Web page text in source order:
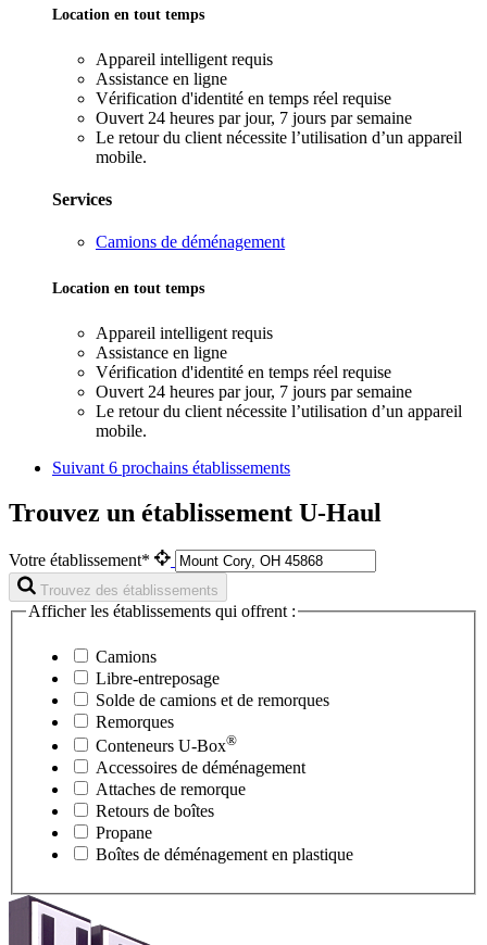
Location en tout temps
Appareil intelligent requis
Assistance en ligne
Vérification d'identité en temps réel requise
Ouvert 24 heures par jour, 7 jours par semaine
Le retour du client nécessite l’utilisation d’un appareil
mobile.
Services
Camions de déménagement
Location en tout temps
Appareil intelligent requis
Assistance en ligne
Vérification d'identité en temps réel requise
Ouvert 24 heures par jour, 7 jours par semaine
Le retour du client nécessite l’utilisation d’un appareil
mobile.
Suivant 6 prochains établissements
Trouvez un établissement U-Haul
Votre établissement*
Trouvez des établissements
Afficher les établissements qui offrent :
Camions
Libre-entreposage
Solde de camions et de remorques
Remorques
Conteneurs U-Box®
Accessoires de déménagement
Attaches de remorque
Retours de boîtes
Propane
Boîtes de déménagement en plastique